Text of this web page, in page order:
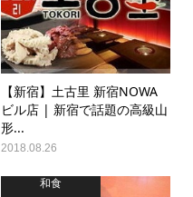
【新宿】土古里 新宿NOWA
ビル店 | 新宿で話題の高級山
形...
2018.08.26
和食